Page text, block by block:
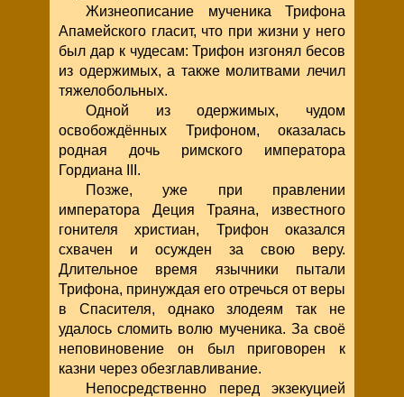
Жизнеописание мученика Трифона
Апамейского гласит, что при жизни у него
был дар к чудесам: Трифон изгонял бесов
из одержимых, а также молитвами лечил
тяжелобольных.
Одной из одержимых, чудом
освобождённых Трифоном, оказалась
родная дочь римского императора
Гордиана III.
Позже, уже при правлении
императора Деция Траяна, известного
гонителя христиан, Трифон оказался
схвачен и осужден за свою веру.
Длительное время язычники пытали
Трифона, принуждая его отречься от веры
в Спасителя, однако злодеям так не
удалось сломить волю мученика. За своё
неповиновение он был приговорен к
казни через обезглавливание.
Непосредственно перед экзекуцией